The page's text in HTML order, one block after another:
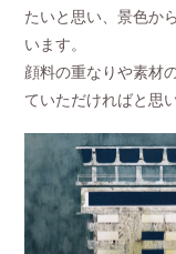
たいと思い、景色か
います。
顔料の重なりや素材
ていただければと思